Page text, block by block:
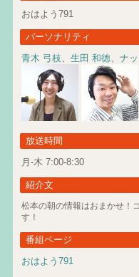
おはよう791
パーソナリティ
青木 弓枝、 生田 和徳、 ナ
放送時間
月-木 7:00-8:30
紹介文
松本の朝の情報はおまかせ！
す！
番組ページ
おはよう791